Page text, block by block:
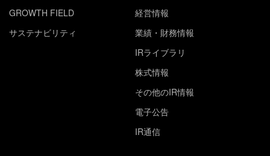
GROWTH FIELD
サステナビリティ
経営情報
業績・財務情報
IRライブラリ
株式情報
その他のIR情報
電子公告
IR通信